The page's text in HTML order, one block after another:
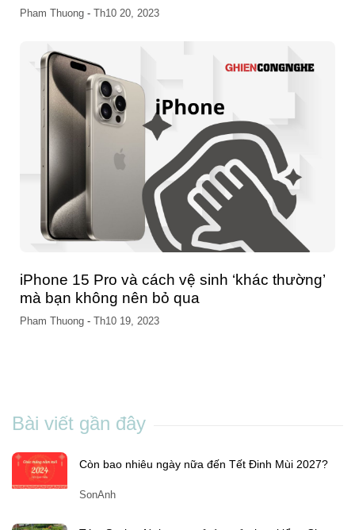
Pham Thuong-Th10 15, 2023
iPhone bị sự cố tắt nguồn bí ẩn đêm qua, làm
thế nào để biết điện thoại của bạn có bị
không?
Bài viết gần đây